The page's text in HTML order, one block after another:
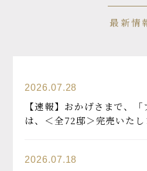
最新情
2026.07.28
【速報】おかげさまで、「
は、＜全72邸＞完売いたし
2026.07.18